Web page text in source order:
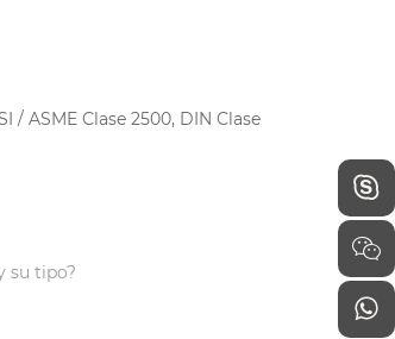
ASME Clase 2500, DIN Clase
su tipo?